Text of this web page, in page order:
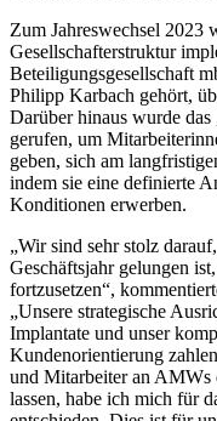
Zum Jahreswechsel 2023
Gesellschafterstruktur
Beteiligungsgesellschaft
Philipp Karbach gehört,
Darüber hinaus wurde
gerufen, um
geben, sich am
indem sie eine definierte
Konditionen erwerben.
„Wir sind sehr stolz
Geschäftsjahr gelungen
fortzusetzen“,
„Unsere strategische
Implantate und unser
Kundenorientierung
und Mitarbeiter an AMWs
lassen, habe ich mich für